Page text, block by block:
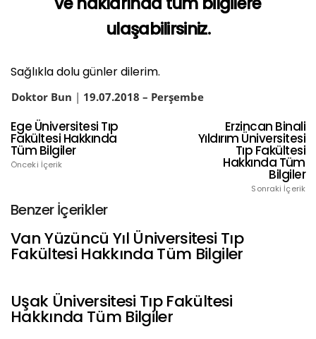
ulaşabilirsiniz.
Sağlıkla dolu günler dilerim.
Doktor Bun | 19.07.2018 – Perşembe
Ege Üniversitesi Tıp
Fakültesi Hakkında
Tüm Bilgiler
Önceki İçerik
Erzincan Binali
Yıldırım Üniversitesi
Tıp Fakültesi
Hakkında Tüm
Bilgiler
Sonraki İçerik
Benzer İçerikler
Van Yüzüncü Yıl Üniversitesi Tıp
Fakültesi Hakkında Tüm Bilgiler
Uşak Üniversitesi Tıp Fakültesi
Hakkında Tüm Bilgiler